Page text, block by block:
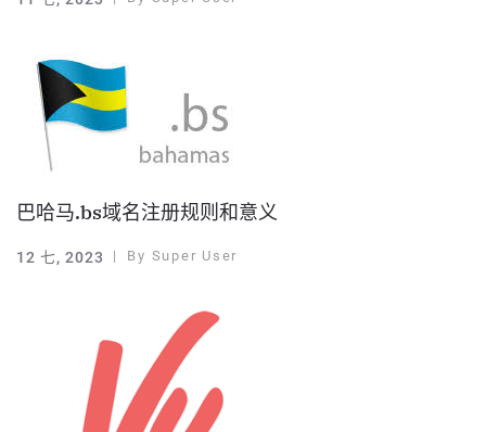
巴哈马.bs域名注册规则和意义
12 七, 2023 By Super User